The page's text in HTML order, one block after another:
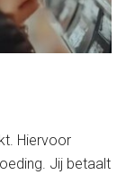
Hiervoor
Jij betaalt